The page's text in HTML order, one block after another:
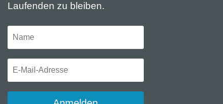
Laufenden zu bleiben.